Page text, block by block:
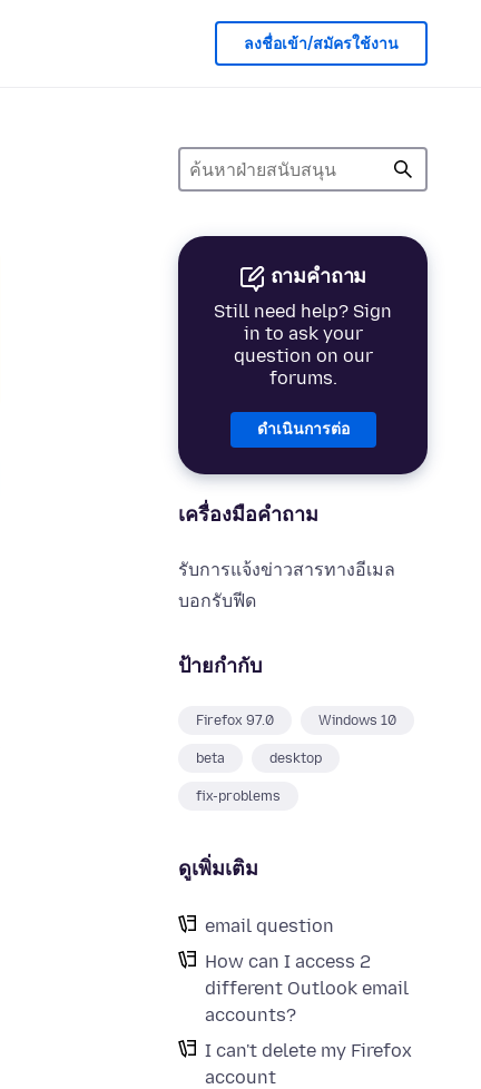
ลงชื่อเข้า/สมัครใช้งาน
ถามคำถาม
Still need help? Sign
in to ask your
question on our
forums.
ดำเนินการต่อ
เครื่องมือคำถาม
รับการแจ้งข่าวสารทางอีเมล
บอกรับฟีด
ป้ายกำกับ
Firefox 97.0 Windows 10
beta desktop
fix-problems
ดูเพิ่มเติม
email question
How can I access 2
different Outlook email
accounts?
I can't delete my Firefox
account